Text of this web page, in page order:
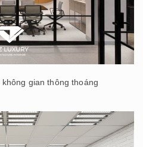
gian thông thoáng